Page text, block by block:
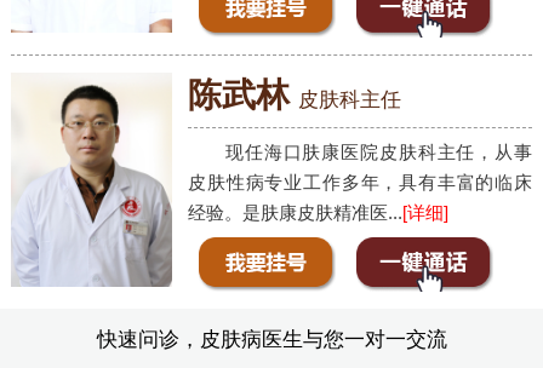
陈武林 皮肤科主任
现任海口肤康医院皮肤科主任，从事
皮肤性病专业工作多年，具有丰富的临床
经验。是肤康皮肤精准医...[详细]
快速问诊，皮肤病医生与您一对一交流